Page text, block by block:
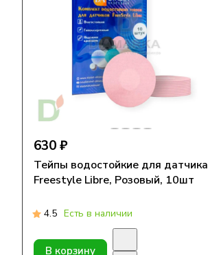
630 ₽
Тейпы водостойкие для датчика
Freestyle Libre, Розовый, 10шт
4.5 Есть в наличии
В корзину